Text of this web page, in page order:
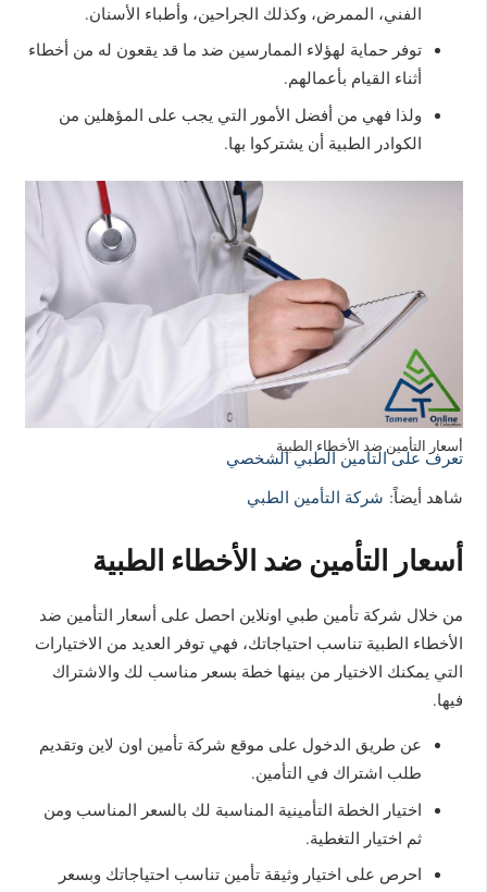
الفني، الممرض، وكذلك الجراحين، وأطباء الأسنان.
توفر حماية لهؤلاء الممارسين ضد ما قد يقعون له من أخطاء
أثناء القيام بأعمالهم.
ولذا فهي من أفضل الأمور التي يجب على المؤهلين من
الكوادر الطبية أن يشتركوا بها.
أسعار التأمين ضد الأخطاء الطبية
تعرف على التامين الطبي الشخصي
شاهد أيضاً: شركة التأمين الطبي
أسعار التأمين ضد الأخطاء الطبية
من خلال شركة تأمين طبي اونلاين احصل على أسعار التأمين ضد
الأخطاء الطبية تناسب احتياجاتك، فهي توفر العديد من الاختيارات
التي يمكنك الاختيار من بينها خطة بسعر مناسب لك والاشتراك
فيها.
عن طريق الدخول على موقع شركة تأمين اون لاين وتقديم
طلب اشتراك في التأمين.
اختيار الخطة التأمينية المناسبة لك بالسعر المناسب ومن
ثم اختيار التغطية.
احرص على اختيار وثيقة تأمين تناسب احتياجاتك وبسعر